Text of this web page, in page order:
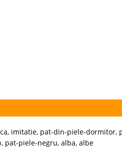
, imitatie, pat-din-piele-dormitor,
, pat-piele-negru, alba, albe